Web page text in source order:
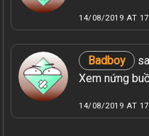
14/08/2019 AT
Badboy
Xem nứng
14/08/2019 AT